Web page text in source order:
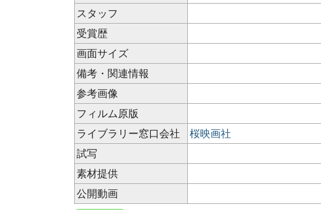
スタッフ
受賞歴
画面サイズ
備考・関連情報
参考画像
フィルム原版
ライブラリー窓口会社
桜映画社
試写
素材提供
公開動画